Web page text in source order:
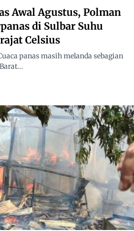
Awal Agustus, Polman
di Sulbar Suhu
Celsius
panas masih melanda sebagian